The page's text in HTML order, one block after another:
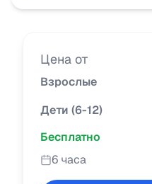
Цена от
Взрослые
Дети (6-12)
Бесплатно
6 часа